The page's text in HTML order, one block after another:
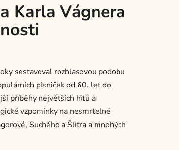
Karla Vágnera
sestavoval rozhlasovou podobu
písniček od 60. let do
příběhy největších hitů a
vzpomínky na nesmrtelné
Suchého a Šlitra a mnohých